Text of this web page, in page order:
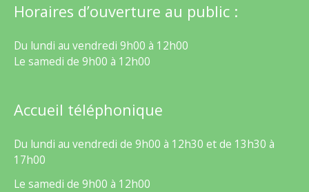
Horaires d’ouverture au public :
Du lundi au vendredi 9h00 à 12h00
Le samedi de 9h00 à 12h00
Accueil téléphonique
Du lundi au vendredi de 9h00 à 12h30 et de 13h30 à
17h00
Le samedi de 9h00 à 12h00